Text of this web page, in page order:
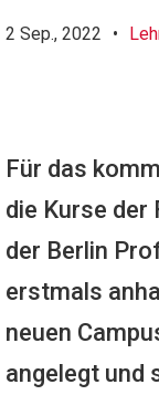
2 Sep., 2022 •
Für das
die Kurse der
der Berlin
erstmals
neuen
angelegt und